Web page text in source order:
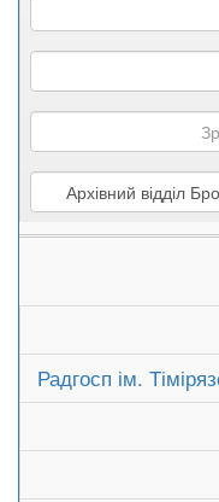
Архівний відділ
Радгосп ім.